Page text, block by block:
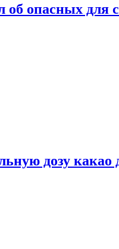
об опасных для
дозу какао